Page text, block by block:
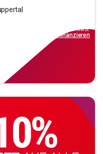
inkl.MwSt.
finanzieren